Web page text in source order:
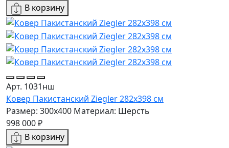
В корзину
Арт. 1031нш
Ковер Пакистанский Ziegler 282x398 см
Размер: 300x400 Материал: Шерсть
998 000 ₽
В корзину